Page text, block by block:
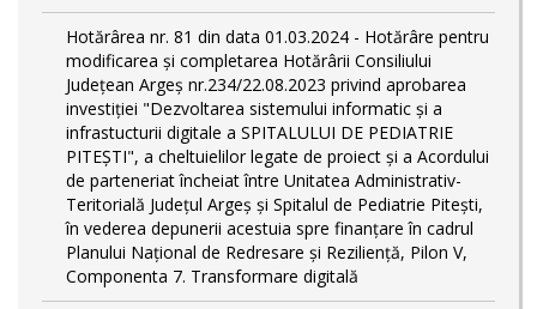
Hotărârea nr. 81 din data 01.03.2024 - Hotărâre pentru
modificarea și completarea Hotărârii Consiliului
Județean Argeș nr.234/22.08.2023 privind aprobarea
investiției "Dezvoltarea sistemului informatic și a
infrastucturii digitale a SPITALULUI DE PEDIATRIE
PITEŞTI", a cheltuielilor legate de proiect și a Acordului
de parteneriat încheiat între Unitatea Administrativ-
Teritorială Județul Argeș și Spitalul de Pediatrie Pitești,
în vederea depunerii acestuia spre finanțare în cadrul
Planului Național de Redresare și Reziliență, Pilon V,
Componenta 7. Transformare digitală